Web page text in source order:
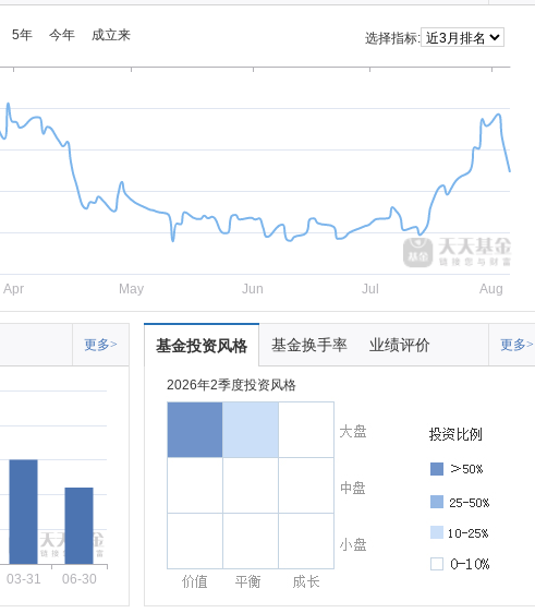
5年 今年 成立来
选择指标:
Apr May Jun Jul Aug
更多>
03-31 06-30
基金投资风格 基金换手率 业绩评价 更多>
2026年2季度投资风格